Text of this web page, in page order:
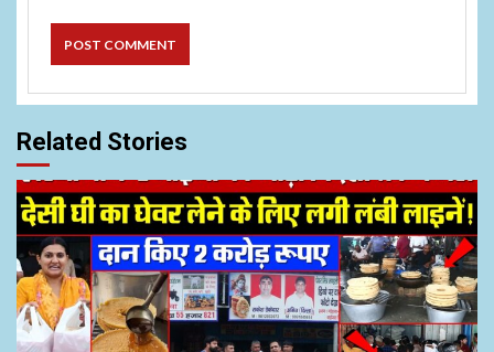
Related Stories